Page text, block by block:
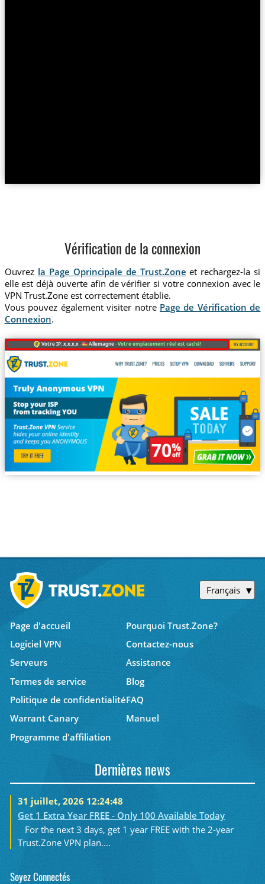
Vérification de la connexion
Ouvrez la Page Oprincipale de Trust.Zone et rechargez-la si
elle est déjà ouverte afin de vérifier si votre connexion avec le
VPN Trust.Zone est correctement établie.
Vous pouvez également visiter notre Page de Vérification de
Connexion.
Votre IP: x.x.x.x · Allemagne ·Votre emplacement réel est caché!
Français
Page d'accueil
Pourquoi Trust.Zone?
Logiciel VPN
Contactez-nous
Serveurs
Assistance
Termes de service
Blog
Politique de confidentialitéFAQ
Warrant Canary
Manuel
Programme d'affiliation
Dernières news
31 juillet, 2026 12:24:48
Get 1 Extra Year FREE - Only 100 Available Today
For the next 3 days, get 1 year FREE with the 2-year
Trust.Zone VPN plan....
Soyez Connectés